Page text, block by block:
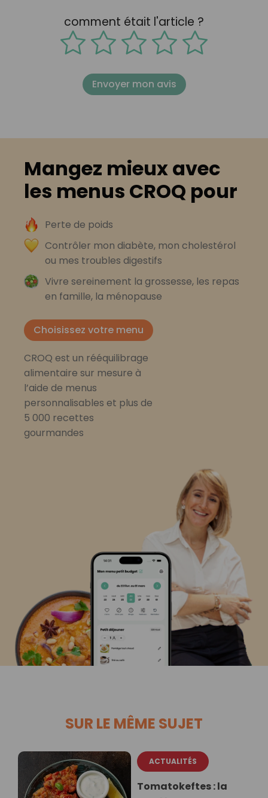
comment était l'article ?
Envoyer mon avis
Mangez mieux avec
les menus CROQ pour
Perte de poids
Contrôler mon diabète, mon cholestérol
ou mes troubles digestifs
Vivre sereinement la grossesse, les repas
en famille, la ménopause
Choisissez votre menu
CROQ est un rééquilibrage
alimentaire sur mesure à
l’aide de menus
personnalisables et plus de
5 000 recettes
gourmandes
SUR LE MÊME SUJET
ACTUALITÉS
Tomatokeftes : la